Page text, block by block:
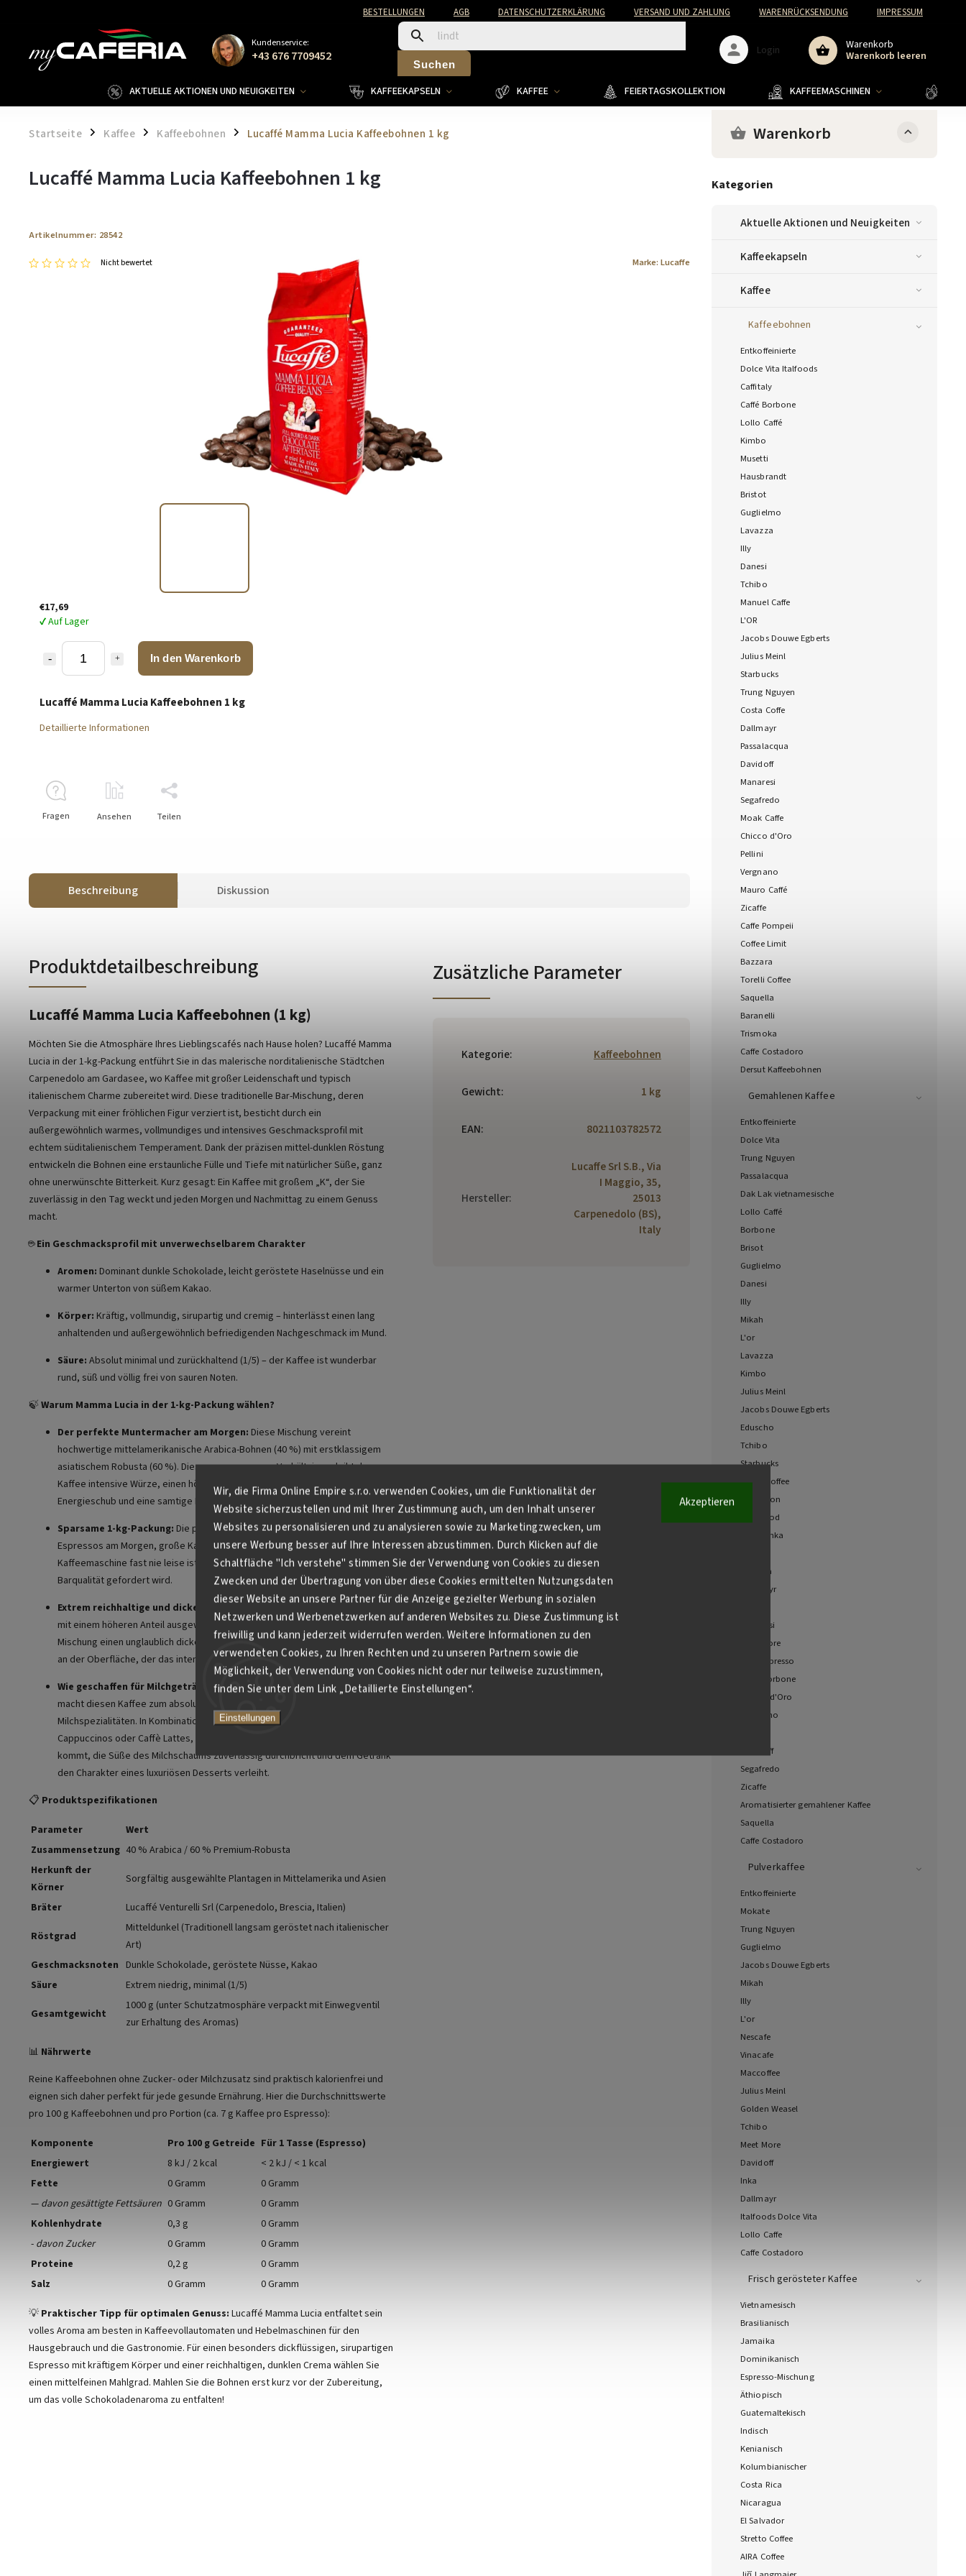
Wir, die Firma Online Empire s.r.o. verwenden Cookies, um die Funktionalität der
Website sicherzustellen und mit Ihrer Zustimmung auch, um den Inhalt unserer
Websites zu personalisieren und zu analysieren sowie zu Marketingzwecken, um
unsere Werbung besser auf Ihre Interessen abzustimmen. Durch Klicken auf die
Schaltfläche "Ich verstehe" stimmen Sie der Verwendung von Cookies zu diesen
Zwecken und der Übertragung von über diese Cookies ermittelten Nutzungsdaten
dieser Website an unsere Partner für die Anzeige gezielter Werbung in sozialen
Netzwerken und Werbenetzwerken auf anderen Websites zu. Diese Zustimmung ist
freiwillig und kann jederzeit widerrufen werden. Weitere Informationen zu den
verwendeten Cookies, zu Ihren Rechten und zu unseren Partnern sowie die
Möglichkeit, der Verwendung von Cookies nicht oder nur teilweise zuzustimmen,
finden Sie unter dem Link „Detaillierte Einstellungen“.
Einstellungen
Akzeptieren
BESTELLUNGEN AGB DATENSCHUTZERKLÄRUNG VERSAND UND ZAHLUNG WARENRÜCKSENDUNG IMPRESSUM
Kundenservice:
+43 676 7709452 Suchen
Warenkorb
Warenkorb leeren
Login
AKTUELLE AKTIONEN UND NEUIGKEITEN KAFFEEKAPSELN KAFFEE FEIERTAGSKOLLEKTION KAFFEEMASCHINEN
Startseite / Kaffee / Kaffeebohnen / Lucaffé Mamma Lucia Kaffeebohnen 1 kg Warenkorb
Kategorien
Aktuelle Aktionen und Neuigkeiten
Kaffeekapseln
Kaffee
Kaffeebohnen
Entkoffeinierte
Dolce Vita Italfoods
Caffitaly
Caffé Borbone
Lollo Caffé
Kimbo
Musetti
Hausbrandt
Bristot
Guglielmo
Lavazza
Illy
Danesi
Tchibo
Manuel Caffe
L'OR
Jacobs Douwe Egberts
Julius Meinl
Starbucks
Trung Nguyen
Costa Coffe
Dallmayr
Passalacqua
Davidoff
Manaresi
Segafredo
Moak Caffe
Chicco d'Oro
Pellini
Vergnano
Mauro Caffé
Zicaffe
Caffe Pompeii
Coffee Limit
Bazzara
Torelli Coffee
Saquella
Baranelli
Trismoka
Caffe Costadoro
Dersut Kaffeebohnen
Gemahlenen Kaffee
Entkoffeinierte
Dolce Vita
Trung Nguyen
Passalacqua
Dak Lak vietnamesische
Lollo Caffé
Borbone
Brisot
Guglielmo
Danesi
Illy
Mikah
L'or
Lavazza
Kimbo
Julius Meinl
Jacobs Douwe Egberts
Eduscho
Tchibo
Starbucks
Costa Coffee
Cafe Chon
Hucafood
Jihlavanka
Gimoka
Dallmayr
Maneresi
Meet More
Must Espresso
Caffé Borbone
Chicco d'Oro
Vergnano
Davidoff
Segafredo
Zicaffe
Aromatisierter gemahlener Kaffee
Saquella
Caffe Costadoro
Pulverkaffee
Entkoffeinierte
Mokate
Trung Nguyen
Guglielmo
Jacobs Douwe Egberts
Mikah
Illy
L'or
Nescafe
Vinacafe
Maccoffee
Julius Meinl
Golden Weasel
Tchibo
Meet More
Davidoff
Inka
Dallmayr
Italfoods Dolce Vita
Lollo Caffe
Caffe Costadoro
Frisch gerösteter Kaffee
Vietnamesisch
Brasilianisch
Jamaika
Dominikanisch
Espresso-Mischung
Äthiopisch
Guatemaltekisch
Indisch
Kenianisch
Kolumbianischer
Costa Rica
Nicaragua
El Salvador
Stretto Coffee
AIRA Coffee
Lucaffé Mamma Lucia Kaffeebohnen 1 kg
Artikelnummer: 28542
Nicht bewertet Marke: Lucaffe
€17,69
✔ Auf Lager
In den Warenkorb
Lucaffé Mamma Lucia Kaffeebohnen 1 kg
Detaillierte Informationen
Fragen Ansehen Teilen
Beschreibung Diskussion
Produktdetailbeschreibung
Lucaffé Mamma Lucia Kaffeebohnen (1 kg)
Möchten Sie die Atmosphäre Ihres Lieblingscafés nach Hause holen? Lucaffé Mamma
Lucia in der 1-kg-Packung entführt Sie in das malerische norditalienische Städtchen
Carpenedolo am Gardasee, wo Kaffee mit großer Leidenschaft und typisch
italienischem Charme zubereitet wird. Diese traditionelle Bar-Mischung, deren
Verpackung mit einer fröhlichen Figur verziert ist, besticht durch ein
außergewöhnlich warmes, vollmundiges und intensives Geschmacksprofil mit
echtem süditalienischem Temperament. Dank der präzisen mittel-dunklen Röstung
entwickeln die Bohnen eine erstaunliche Fülle und Tiefe mit natürlicher Süße, ganz
ohne unerwünschte Bitterkeit. Kurz gesagt: Ein Kaffee mit großem „K“, der Sie
zuverlässig in den Tag weckt und jeden Morgen und Nachmittag zu einem Genuss
macht.
☕Ein Geschmacksprofil mit unverwechselbarem Charakter
Aromen: Dominant dunkle Schokolade, leicht geröstete Haselnüsse und ein
warmer Unterton von süßem Kakao.
Körper: Kräftig, vollmundig, sirupartig und cremig – hinterlässt einen lang
anhaltenden und außergewöhnlich befriedigenden Nachgeschmack im Mund.
Säure: Absolut minimal und zurückhaltend (1/5) – der Kaffee ist wunderbar
rund, süß und völlig frei von sauren Noten.
🍃 Warum Mamma Lucia in der 1-kg-Packung wählen?
Der perfekte Muntermacher am Morgen: Diese Mischung vereint
hochwertige mittelamerikanische Arabica-Bohnen (40 %) mit erstklassigem
asiatischem Robusta (60 %). Dieses ausgewogene Verhältnis verleiht dem
Kaffee intensive Würze, einen höheren Koffeingehalt für einen sofortigen
Energieschub und eine samtige Milde.
Sparsame 1-kg-Packung: Die perfekte Wahl für Liebhaber eines starken
Espressos am Morgen, große Kaffeefamilien oder Büros, in denen die
Kaffeemaschine fast nie leise ist und in jeder Tasse kompromisslose
Barqualität gefordert wird.
Extrem reichhaltige und dicke Crema: Dank der meisterhaften Komposition
mit einem höheren Anteil ausgewählter Robusta-Kaffees erzeugt diese
Mischung einen unglaublich dicken, hohen und stabilen dunkelbraunen Schaum
an der Oberfläche, der das intensive Aroma perfekt einschließt.
Wie geschaffen für Milchgetränke:Das kräftige Schokoladen-Nuss-Aroma
macht diesen Kaffee zum absoluten Favoriten für die Zubereitung von
Milchspezialitäten. In Kombination mit Milch zaubert er köstliche Flat Whites,
Cappuccinos oder Caffè Lattes, in denen der Kaffee perfekt zur Geltung
kommt, die Süße des Milchschaums zuverlässig durchbricht und dem Getränk
den Charakter eines luxuriösen Desserts verleiht.
📋 Produktspezifikationen
Parameter
Wert
Zusammensetzung 40 % Arabica / 60 % Premium-Robusta
Herkunft der
Körner
Sorgfältig ausgewählte Plantagen in Mittelamerika und Asien
Bräter
Lucaffé Venturelli Srl (Carpenedolo, Brescia, Italien)
Röstgrad
Mitteldunkel (Traditionell langsam geröstet nach italienischer
Art)
Geschmacksnoten Dunkle Schokolade, geröstete Nüsse, Kakao
Säure
Extrem niedrig, minimal (1/5)
Gesamtgewicht
1000 g (unter Schutzatmosphäre verpackt mit Einwegventil
zur Erhaltung des Aromas)
📊 Nährwerte
Reine Kaffeebohnen ohne Zucker- oder Milchzusatz sind praktisch kalorienfrei und
eignen sich daher perfekt für jede gesunde Ernährung. Hier die Durchschnittswerte
pro 100 g Kaffeebohnen und pro Portion (ca. 7 g Kaffee pro Espresso):
Komponente Pro 100 g Getreide Für 1 Tasse (Espresso)
Energiewert
8 kJ / 2 kcal
< 2 kJ / < 1 kcal
Fette
0 Gramm
0 Gramm
— davon gesättigte Fettsäuren 0 Gramm
0 Gramm
Kohlenhydrate
0,3 g
0 Gramm
- davon Zucker 0 Gramm
0 Gramm
Proteine
0,2 g
0 Gramm
Salz
0 Gramm 0 Gramm
💡 Praktischer Tipp für optimalen Genuss: Lucaffé Mamma Lucia entfaltet sein
volles Aroma am besten in Kaffeevollautomaten und Hebelmaschinen für den
Hausgebrauch und die Gastronomie. Für einen besonders dickflüssigen, sirupartigen
Espresso mit kräftigem Körper und einer reichhaltigen, dunklen Crema wählen Sie
einen mittelfeinen Mahlgrad. Mahlen Sie die Bohnen erst kurz vor der Zubereitung,
um das volle Schokoladenaroma zu entfalten!
Zusätzliche Parameter
Kategorie: Kaffeebohnen
Gewicht: 1 kg
EAN: 8021103782572
Hersteller:
Lucaffe Srl S.B., Via
I Maggio, 35,
25013
Carpenedolo (BS),
Italy